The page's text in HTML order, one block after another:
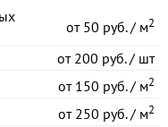
от50 руб. / м2
от200 руб. / шт
от150 руб. / м2
от250 руб. / м2